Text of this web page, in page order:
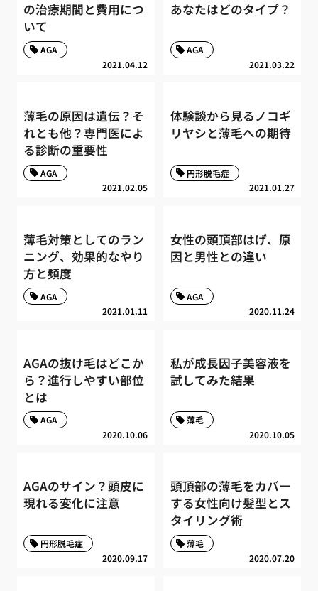
の治療期間と費用につ
いて
2021.04.12
AGA
あなたはどのタイプ？
2021.03.22
AGA
薄毛の原因は遺伝？そ
れとも他？専門医によ
る診断の重要性
2021.02.05
AGA
体験談から見るノコギ
リヤシと薄毛への期待
2021.01.27
円形脱毛症
薄毛対策としてのラン
ニング、効果的なやり
方と頻度
2021.01.11
AGA
女性の頭頂部はげ、原
因と男性との違い
2020.11.24
AGA
AGAの抜け毛はどこか
ら？進行しやすい部位
とは
2020.10.06
AGA
私が成長因子美容液を
試してみた結果
2020.10.05
薄毛
AGAのサイン？頭皮に
現れる変化に注意
2020.09.17
円形脱毛症
頭頂部の薄毛をカバー
する女性向け髪型とス
タイリング術
2020.07.20
薄毛